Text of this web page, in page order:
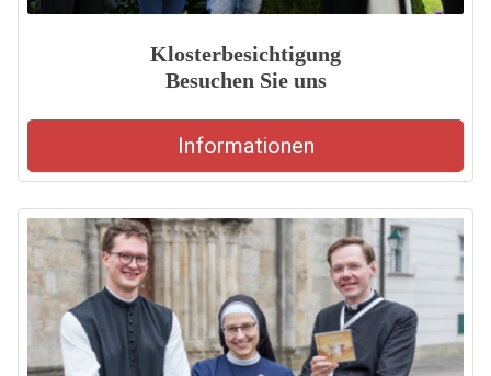
Klosterbesichtigung
Besuchen Sie uns
Informationen